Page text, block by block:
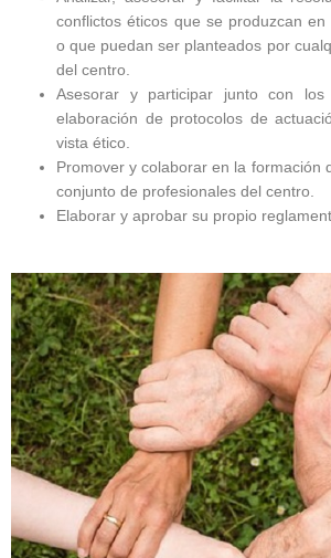
conflictos éticos que se produzcan en
o que puedan ser planteados por
del centro.
Asesorar y participar junto con los
elaboración de protocolos de
vista ético.
Promover y colaborar en la formación
conjunto de profesionales del centro.
Elaborar y aprobar su propio